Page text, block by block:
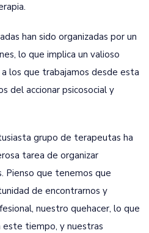
han sido organizadas por un
lo que implica un valioso
los que trabajamos desde esta
del accionar psicosocial y
grupo de terapeutas ha
tarea de organizar
Pienso que tenemos que
de encontrarnos y
nuestro quehacer, lo que
tiempo, y nuestras